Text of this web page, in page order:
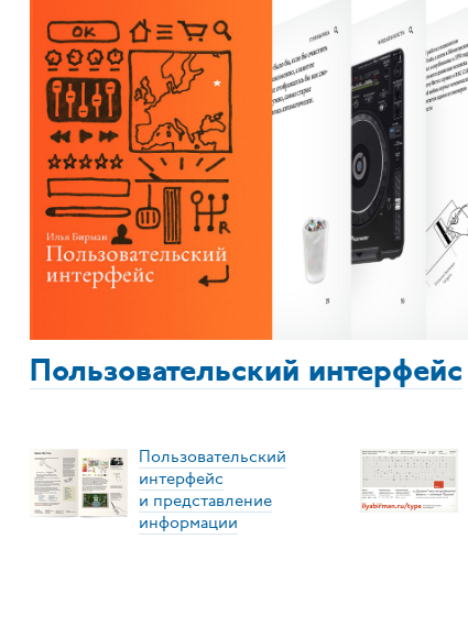
Пользовательский интерфейс
Пользовательский
интерфейс
и представление
информации